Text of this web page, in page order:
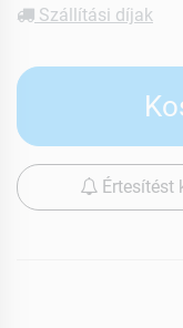
Szállítási díjak
Értesítést